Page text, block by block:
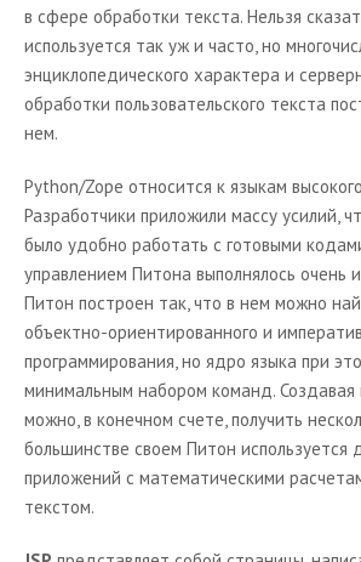
в сфере обработки текста. Нельзя
используется так уж и часто, но
энциклопедического характера и
обработки пользовательского текста
нем.
Python/Zope относится к языкам
Разработчики приложили массу усилий,
было удобно работать с готовыми
управлением Питона выполнялось очень
Питон построен так, что в нем можно
объектно-ориентированного и
программирования, но ядро языка при
минимальным набором команд. Создавая
можно, в конечном счете, получить
большинстве своем Питон используется
приложений с математическими
текстом.